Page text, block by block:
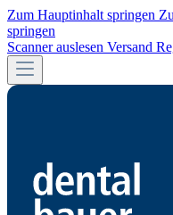
Zum Hauptinhalt springen
springen
Scanner auslesen Versand